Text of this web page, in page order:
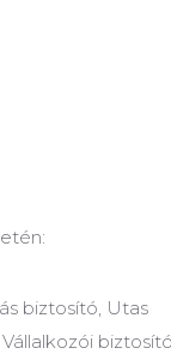
biztosító, Utas